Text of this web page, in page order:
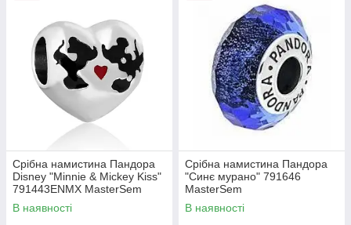
Срібна намистина Пандора
Disney "Minnie & Mickey Kiss"
791443ENMX MasterSem
В наявності
Срібна намистина Пандора
"Синє мурано" 791646
MasterSem
В наявності